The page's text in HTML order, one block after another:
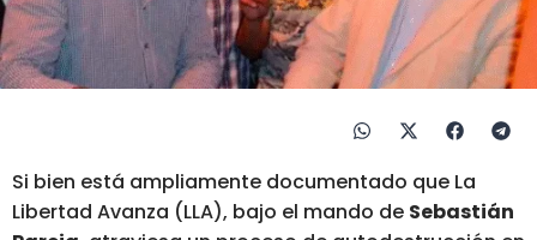
Si bien está ampliamente documentado que La
Libertad Avanza (LLA), bajo el mando de Sebastián